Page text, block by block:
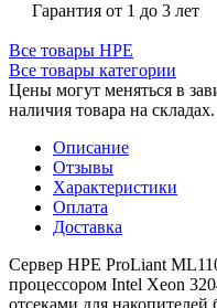
Гарантия от 1 до 3 лет
Все товары HPE
Все товары категории
Цены могут меняться в
наличия товара на складах.
Описание
Отзывы
Характеристики
Оплата
Доставка
Сервер HPE ProLiant
процессором Intel Xeon